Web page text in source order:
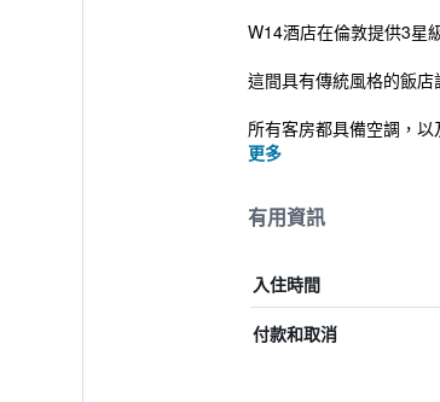
W14酒店在倫敦提供3星
這間具有傳統風格的飯
所有客房都具備空調，
更多
有用資訊
入住時間
付款和取消